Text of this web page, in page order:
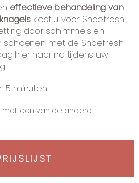
effectieve behandeling van
kiest u voor Shoefresh.
door schimmels en
schoenen met de Shoefresh
hier naar na tijdens uw
5 minuten
een van de andere